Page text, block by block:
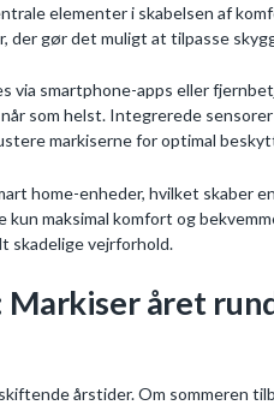
elementer i skabelsen af
gør det muligt at tilpasse
via smartphone-apps eller
som helst. Integrerede
markiserne for optimal
home-enheder, hvilket skaber
maksimal komfort og
skadelige vejrforhold.
Markiser året
årstider. Om sommeren